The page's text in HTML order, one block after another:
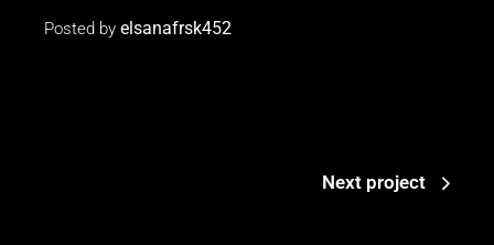
Posted by elsanafrsk452
Next project